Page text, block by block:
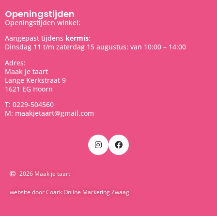
Openingstijden
Openingstijden winkel:
Aangepast tijdens kermis:
Dinsdag 11 t/m zaterdag 15 augustus: van 10:00 – 14:00
Adres:
Maak je taart
Lange Kerkstraat 9
1621 EG Hoorn
T: 0229-504560
M: maakjetaart@gmail.com
2026 Maak je taart
website door Coark Online Marketing Zwaag